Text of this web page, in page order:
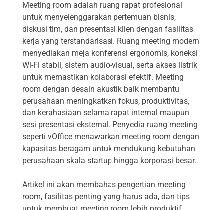
Meeting room adalah ruang rapat profesional
untuk menyelenggarakan pertemuan bisnis,
diskusi tim, dan presentasi klien dengan fasilitas
kerja yang terstandarisasi. Ruang meeting modern
menyediakan meja konferensi ergonomis, koneksi
Wi-Fi stabil, sistem audio-visual, serta akses listrik
untuk memastikan kolaborasi efektif. Meeting
room dengan desain akustik baik membantu
perusahaan meningkatkan fokus, produktivitas,
dan kerahasiaan selama rapat internal maupun
sesi presentasi eksternal. Penyedia ruang meeting
seperti vOffice menawarkan meeting room dengan
kapasitas beragam untuk mendukung kebutuhan
perusahaan skala startup hingga korporasi besar.
Artikel ini akan membahas pengertian meeting
room, fasilitas penting yang harus ada, dan tips